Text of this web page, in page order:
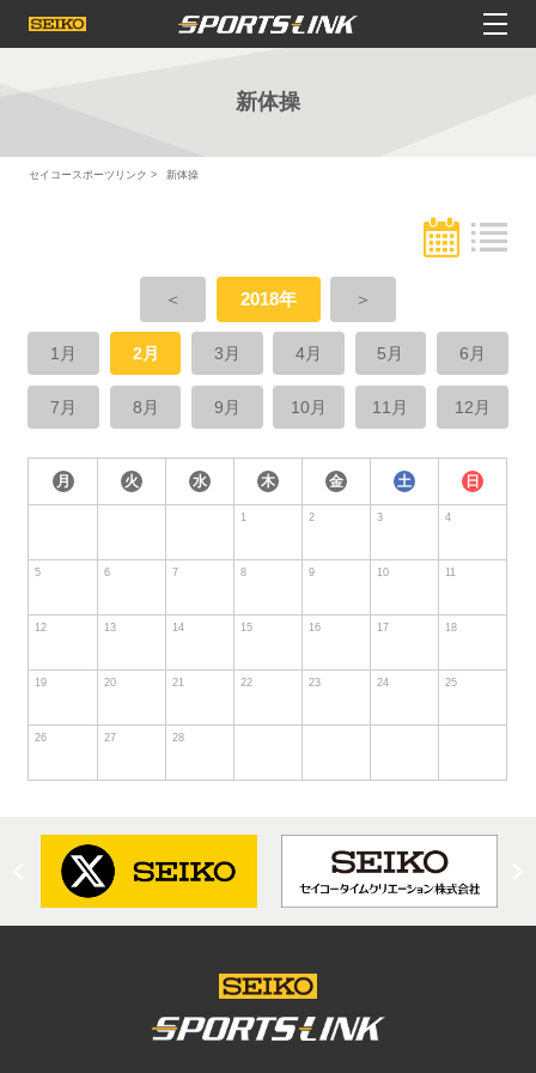
新体操
セイコースポーツリンク 新体操
＜ 2018年 ＞
1月 2月 3月 4月 5月 6月
7月 8月 9月 10月 11月 12月
月 火 水 木 金 土 日
1 2 3 4
5 6 7 8 9 10 11
12 13 14 15 16 17 18
19 20 21 22 23 24 25
26 27 28